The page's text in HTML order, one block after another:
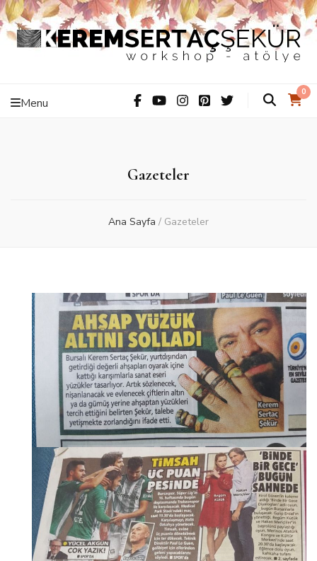
Kerem Sertaç
Workshop –
Atölye
Menu
0
Gazeteler
Ana Sayfa / Gazeteler